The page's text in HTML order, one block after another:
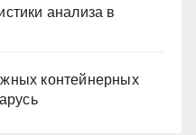
анализа в
контейнерных